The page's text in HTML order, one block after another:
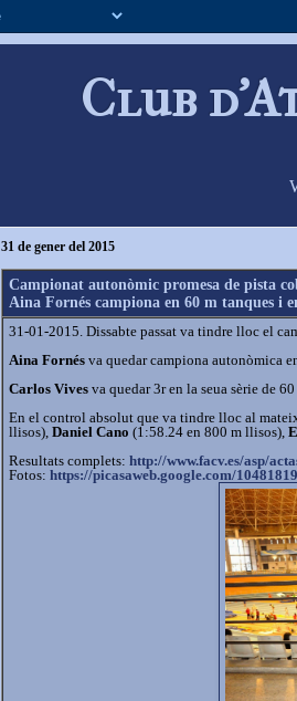
Club
31 de gener del 2015
Campionat autonòmic promesa de pista
Aina Fornés campiona en 60 m tanques i
31-01-2015. Dissabte passat va tindre lloc el
Aina Fornés va quedar campiona autonòmica
Carlos Vives va quedar 3r en la seua sèrie de
En el control absolut que va tindre lloc al
llisos), Daniel Cano (1:58.24 en 800 m llisos),
Resultats complets: http://www.facv.es/asp/
Fotos: https://picasaweb.google.com/